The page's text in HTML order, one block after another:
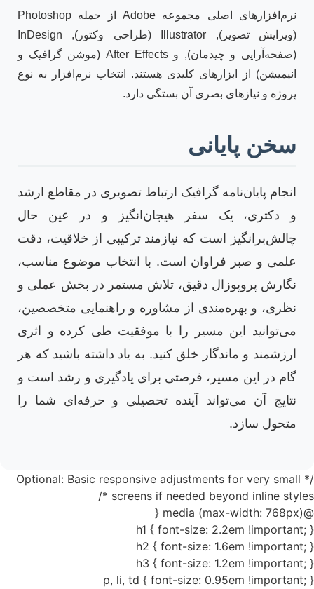
نرم‌افزارهای اصلی مجموعه Adobe از جمله Photoshop
(ویرایش تصویر), Illustrator (طراحی وکتور), InDesign
(صفحه‌آرایی و چیدمان), و After Effects (موشن گرافیک و
انیمیشن) از ابزارهای کلیدی هستند. انتخاب نرم‌افزار به نوع
پروژه و نیازهای بصری آن بستگی دارد.
سخن پایانی
انجام پایان‌نامه گرافیک ارتباط تصویری در مقاطع ارشد
و دکتری، یک سفر هیجان‌انگیز و در عین حال
چالش‌برانگیز است که نیازمند ترکیبی از خلاقیت، دقت
علمی و صبر فراوان است. با انتخاب موضوع مناسب،
نگارش پروپوزال دقیق، تلاش مستمر در بخش عملی و
نظری، و بهره‌مندی از مشاوره و راهنمایی متخصصین،
می‌توانید این مسیر را با موفقیت طی کرده و اثری
ارزشمند و ماندگار خلق کنید. به یاد داشته باشید که هر
گام در این مسیر، فرصتی برای یادگیری و رشد است و
نتایج آن می‌تواند آینده تحصیلی و حرفه‌ای شما را
متحول سازد.
/* Optional: Basic responsive adjustments for very small
screens if needed beyond inline styles */
@media (max-width: 768px) {
h1 { font-size: 2.2em !important; }
h2 { font-size: 1.6em !important; }
h3 { font-size: 1.2em !important; }
p, li, td { font-size: 0.95em !important; }